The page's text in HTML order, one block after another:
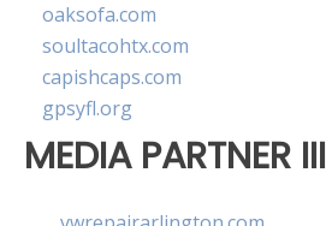
oaksofa.com
soultacohtx.com
capishcaps.com
gpsyfl.org
MEDIA PARTNER III